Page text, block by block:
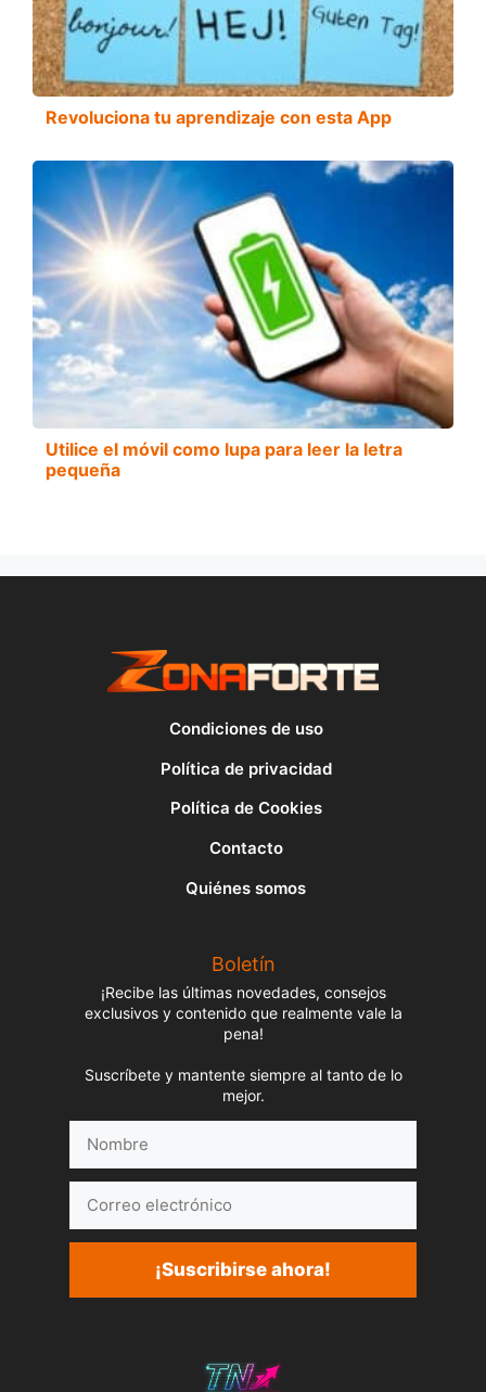
Revoluciona tu aprendizaje con esta App
Utilice el móvil como lupa para leer la letra
pequeña
Condiciones de uso
Política de privacidad
Política de Cookies
Contacto
Quiénes somos
Boletín
¡Recibe las últimas novedades, consejos
exclusivos y contenido que realmente vale la
pena!
Suscríbete y mantente siempre al tanto de lo
mejor.
electrónico
¡Suscribirse ahora!